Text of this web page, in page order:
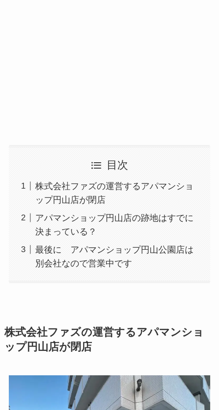
目次
株式会社ファズの運営するアパマンショ
ップ円山店が閉店
アパマンショップ円山店の跡地はすでに
決まっている？
最後に アパマンショップ円山公園店は
別会社なので営業中です
株式会社ファズの運営するアパマンショ
ップ円山店が閉店